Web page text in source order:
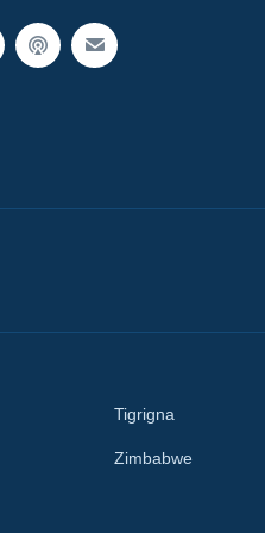
Tigrigna
Zimbabwe